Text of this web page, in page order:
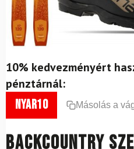
10% kedvezményért
pénztárnál:
nyar10 Másolás a
Backcountry